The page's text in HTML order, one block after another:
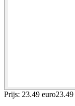
Prijs: 23.49 euro23.49